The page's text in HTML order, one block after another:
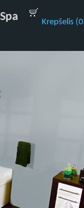
Krepšelis